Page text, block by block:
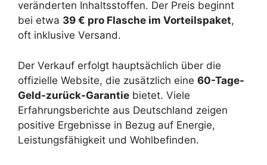
veränderten Inhaltsstoffen. Der Preis beginnt
bei etwa 39 € pro Flasche im Vorteilspaket,
oft inklusive Versand.
Der Verkauf erfolgt hauptsächlich über die
offizielle Website, die zusätzlich eine 60-Tage-
Geld-zurück-Garantie bietet. Viele
Erfahrungsberichte aus Deutschland zeigen
positive Ergebnisse in Bezug auf Energie,
Leistungsfähigkeit und Wohlbefinden.